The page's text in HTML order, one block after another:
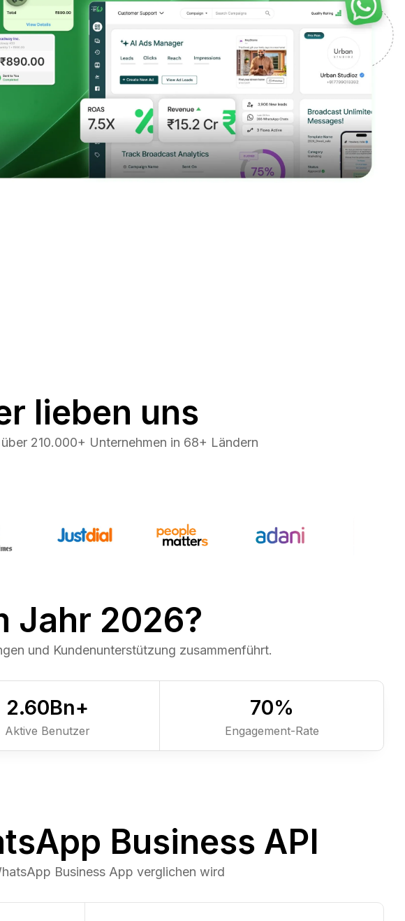
lieben uns
210.000+ Unternehmen in 68+ Ländern
Jahr 2026?
und Kundenunterstützung zusammenführt.
2.60Bn+
Aktive Benutzer
70%
Engagement-Rate
Business API
Business App verglichen wird